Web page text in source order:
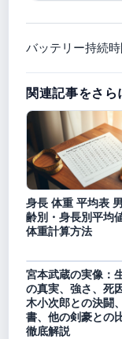
バッテリー持続
関連記事をさら
身長 体重 平均表
齢別・身長別平均
体重計算方法
宮本武蔵の実像：
の真実、強さ、死
木小次郎との決闘
書、他の剣豪との
徹底解説